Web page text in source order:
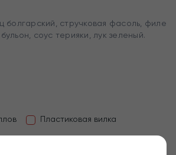
болгарский, стручковая фасоль, филе
соус терияки, лук зеленый.
Пластиковая вилка